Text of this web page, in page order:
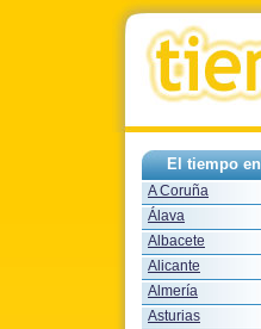
El tiempo en
A Coruña
Álava
Albacete
Alicante
Almería
Asturias